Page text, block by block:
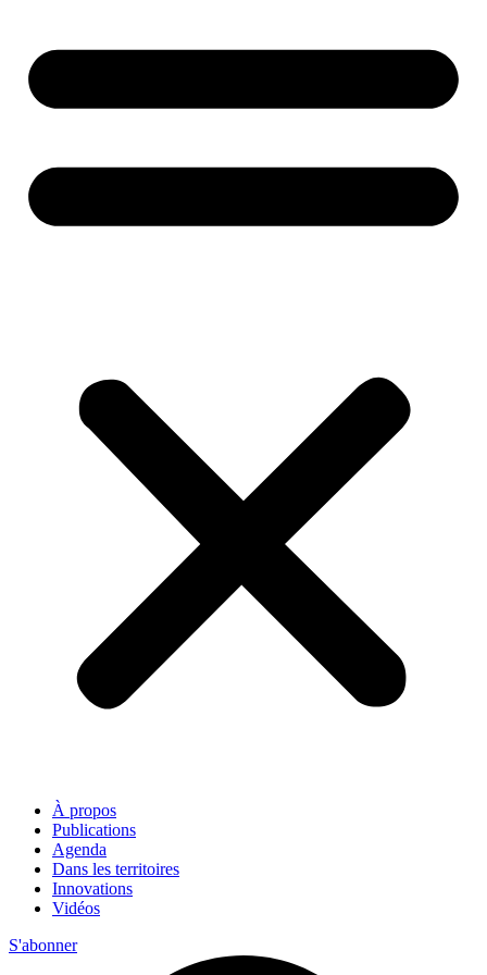
À propos
Publications
Agenda
Dans les territoires
Innovations
Vidéos
S'abonner